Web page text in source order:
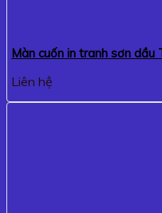
Màn cuốn in tranh sơn dầu
Liên hệ